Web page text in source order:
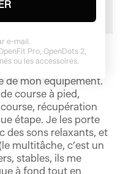
OpenSwim Pro — ils
de mon équipement.
course à pied,
récupération
étape. Je les porte
des sons relaxants, et
multitâche, c’est un
stables, ils me
e-mail.
Pro, OpenDots 2,
ou les accessoires.